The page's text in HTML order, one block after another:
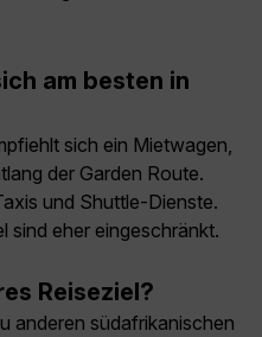
am besten in
sich ein Mietwagen,
der Garden Route.
und Shuttle-Dienste.
sind eher eingeschränkt.
Reiseziel?
anderen südafrikanischen